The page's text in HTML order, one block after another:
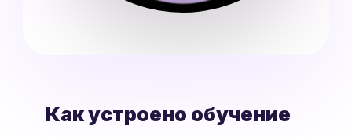
Как устроено обучение